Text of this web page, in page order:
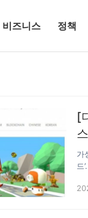
비즈니스 정책
[
가
드
에